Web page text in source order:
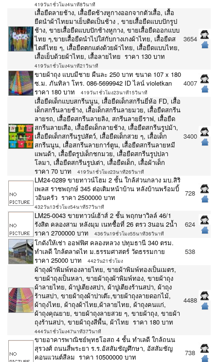
419วัน1ชั่วโมง4นาที8วินาที
เสื้อยืดลายช้าง, เสื้อยืดช้างหูกางออกจากตัวเสื้อ, เสื้อ
ยืดนำผ้าไทยมาเย็บติดเป็นช้าง , ขายเสื้อยืดแบบปักรูป
ช้าง, ขายเสื้อยืดแบบปักช้างหูกาง, ขายเสื้อยืดออกแบบ
ไทย ๆ,ขายเสื้อยืดนำไปใส่กับกางเกงผ้าไทย, เสื้อยืดส
ไตส์ไทย ๆ, เสื้อยืดตกแต่งด้วยผ้าไทย, เสื้อยืดแบบไทย,
เสื้อเย็บด้วยผ้าไทย, เสื้อลายไทย ราคา 130 บาท
419วัน1ชั่วโมง4นาที21วินาที
3654
ขายผ้าถุง แบบมีชาย ผืนละ 250 บาท ขนาด 107 x 180
ซ.ม. ภันทิลา โทร. 086-5699942 ID ไลน์ violetkan
ราคา 180 บาท
419วัน1ชั่วโมง23นาที15วินาที
4007
เสื้อยืดเด็กแบบสกรีนนูน, เสื้อยืดเด็กสกรีนยี่ห้อ FD, เสื้อ
เด็กสกรีนลายช้าง, เสื้อเด็กสกรีนลายมวย, เสื้อยืดสกรีน
ลายรถ, เสื้อยืดสกรีนลายลิง, สกรีนลายยีราฟ, เสื้อยืด
สกรีนลายเสือ, เสื้อยืดเด็กลายช้าง, เสื้อยืดสกรีนรูปม้า,
เสื้อยืดเด็กสกรีนรูปสัตว์, เสื้อยืดเด็กสวย ๆ, เสื้อเด็ก
สกรีนนูน, เสื้อสกรีนลายการ์ตูน, เสื้อยืดสกรีนลายหมี
แพนด้า, เสื้อยืดรูปเด็กชกมวย, เสื้อยืดสกรีนรูปปลา
โลมา, เสื้อยืดสกรีนรูปเต่า, เสื้อยืดเด็ก, เสื้อผ้าเด็ก
ราคา 70 บาท
419วัน1ชั่วโมง23นาที26วินาที
3400
LM24-0289 ขายทาวน์โฮม 2 ชั้น ใกล้ส่วนกลาง มบ.สิริ
เพลส ราชพฤกษ์ 345 ต่อเติมหน้าบ้าน หลังบ้านพร้อมบิ้
วอินครัว ราคา 2500000 บาท
432วัน13ชั่วโมง54นาที57วินาที
728
LM25-0043 ขายทาวน์เฮ้าส์ 2 ชั้น พฤกษาวิลล์ 46/1
รังสิต คลองสาม หลังมุม เนทชื้อที่ 26 ตรว 3นอน 2น้ำ
ราคา 2700000 บาท
436วัน19ชั่วโมง55นาที36วินาที
624
โกดังให้เช่า ออฟฟิศ คลองหลวง ปทุมธานี 340 ตรม.
ทำเลดี ใกล้ตลาดไท ม.ธรรมศาสตร์ วัดธรรมกาย
ราคา 25000 บาท
442วัน21ชั่วโมง
538
ผ้าถุงผ้าพิมพ์ทองลายไทย, ขายผ้าพิมพ์ทองเป็นเมตร,
ขายผ้าถุงเป็นหลา, ขายผ้าถุงผ้าพิมพ์ทอง, ขายผ้าถุง
ผ้าลายไทย, ผ้าปูเตียงสปา, ผ้าปูเตียงร้านสปา, ผ้าถุง
ร้านสปา, ขายผ้าถุงผ้าปาเต๊ะ,ขายผ้าถุงลายดอกไม้,
ผ้าถุงไทย, ผ้าถุงผ้าไทย,ผ้าลายไทย, ผ้าถุงคนแก่,
ผ้าถุงคุณยาย, ขายผ้าถุงลายสวย ๆ, ขายผ้าถุง, ขายผ้า
ถุงร้านสปา, ขายผ้าถุงสีพื้น, ผ้าไทย ราคา 180 บาท
444วัน1ชั่วโมง47นาที37วินาที
4488
ขายอาคารพาณิชย์พุทธโอสถ 4 ชั้น ทำเลดี ใกล้ถนน
สุรวงศ์ ถนนสี่พระยา ร.ร.อัสสัมชัญศึกษา, อัสสัมชัญ
คอนแวนต์สีลม ราคา 10500000 บาท
738